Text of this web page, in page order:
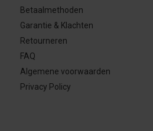
Betaalmethoden
Garantie & Klachten
Retourneren
FAQ
Algemene voorwaarden
Privacy Policy